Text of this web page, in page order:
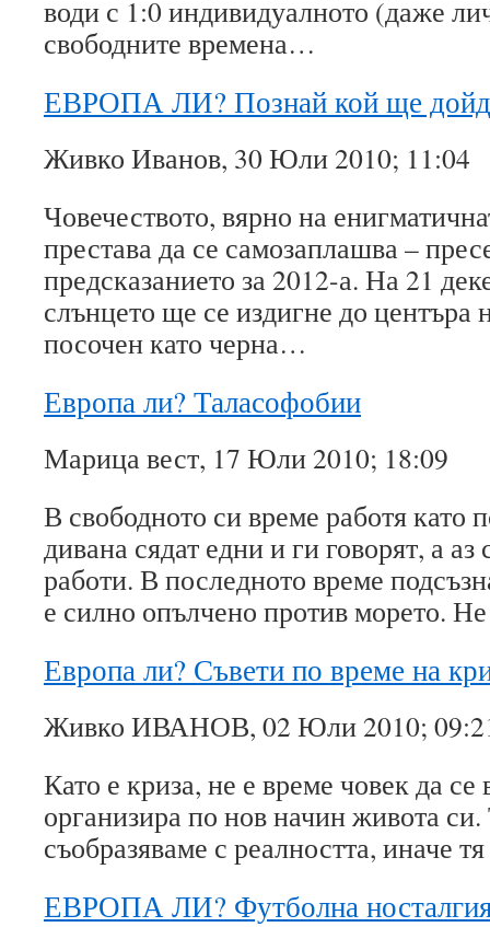
води с 1:0 индивидуалното (даже
свободните времена…
ЕВРОПА ЛИ? Познай кой ще
Живко Иванов, 30 Юли 2010; 11:04
Човечеството, вярно на
престава да се самозаплашва –
предсказанието за 2012-а. На 21
слънцето ще се издигне до центъра
посочен като черна…
Европа ли? Таласофобии
Марица вест, 17 Юли 2010; 18:09
В свободното си време работя като
дивана сядат едни и ги говорят, а
работи. В последното време
е силно опълчено против морето.
Европа ли? Съвети по време на
Живко ИВАНОВ, 02 Юли 2010;
Като е криза, не е време човек да се
организира по нов начин живота си.
съобразяваме с реалността, иначе
ЕВРОПА ЛИ? Футболна